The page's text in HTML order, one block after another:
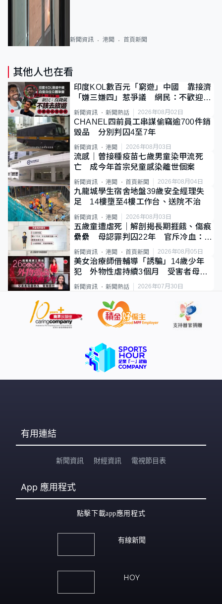
新聞資訊 港聞 首頁新聞
其他人也在看
印度KOL數百元「窮遊」中國 靠接濟
「嫌三嫌四」惹爭議 網民：不歡迎劣
質旅客
新聞資訊 新聞熱話 2026年08月02日
CHANEL四前員工串謀偷竊逾700件銷
毀品 分別判囚4至7年
新聞資訊 港聞 2026年08月03日
流感｜曾接種疫苗七歲男童染甲流死
亡 成今年首宗兒童感染離世個案
新聞資訊 港聞 首頁新聞 2026年08月04日
九龍城學生宿舍地盤39歲安全經理失
足 14樓墮至4樓工作台、送院不治
新聞資訊 港聞 2026年08月03日
五歲童遭虐死｜解剖揭長期捱餓、傷痕
纍纍 母認罪判囚22年 官斥冷血：同
類案最惡劣
新聞資訊 港聞 首頁新聞 2026年08月05日
美女治療師借輔導「誘騙」14歲少年
犯 外物性虐持續3個月 受害者母：
要保護其他人
新聞資訊 新聞熱話 2026年07月30日
有用連結
新聞資訊 財經資訊 電視節目表
App 應用程式
點擊下載app應用程式
有線新聞
HOY